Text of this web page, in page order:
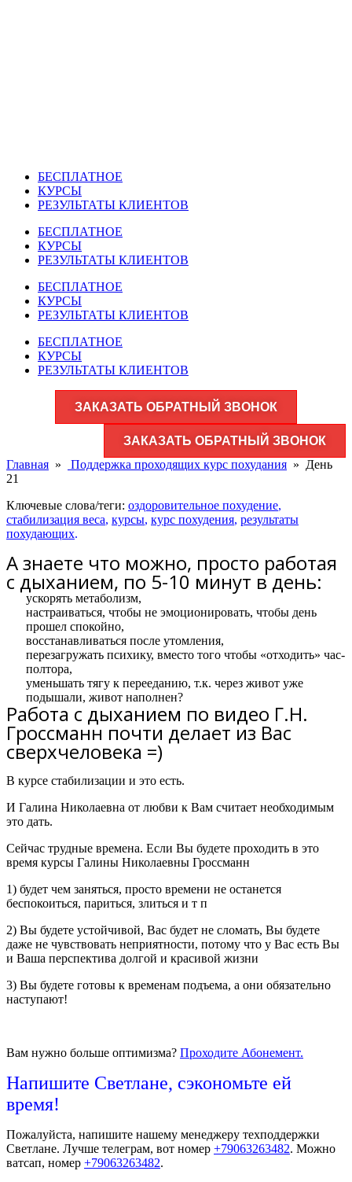
БЕСПЛАТНОЕ
КУРСЫ
РЕЗУЛЬТАТЫ КЛИЕНТОВ
БЕСПЛАТНОЕ
КУРСЫ
РЕЗУЛЬТАТЫ КЛИЕНТОВ
БЕСПЛАТНОЕ
КУРСЫ
РЕЗУЛЬТАТЫ КЛИЕНТОВ
БЕСПЛАТНОЕ
КУРСЫ
РЕЗУЛЬТАТЫ КЛИЕНТОВ
ЗАКАЗАТЬ ОБРАТНЫЙ ЗВОНОК
ЗАКАЗАТЬ ОБРАТНЫЙ ЗВОНОК
Главная » Поддержка проходящих курс похудания » День
21
Ключевые слова/теги: оздоровительное похудение,
стабилизация веса, курсы, курс похудения, результаты
похудающих.
А знаете что можно, просто работая
с дыханием, по 5-10 минут в день:
ускорять метаболизм,
настраиваться, чтобы не эмоционировать, чтобы день
прошел спокойно,
восстанавливаться после утомления,
перезагружать психику, вместо того чтобы «отходить» час-
полтора,
уменьшать тягу к перееданию, т.к. через живот уже
подышали, живот наполнен?
Работа с дыханием по видео Г.Н.
Гроссманн почти делает из Вас
сверхчеловека =)
В курсе стабилизации и это есть.
И Галина Николаевна от любви к Вам считает необходимым
это дать.
Сейчас трудные времена. Если Вы будете проходить в это
время курсы Галины Николаевны Гроссманн
1) будет чем заняться, просто времени не останется
беспокоиться, париться, злиться и т п
2) Вы будете устойчивой, Вас будет не сломать, Вы будете
даже не чувствовать неприятности, потому что у Вас есть Вы
и Ваша перспектива долгой и красивой жизни
3) Вы будете готовы к временам подъема, а они обязательно
наступают!
Вам нужно больше оптимизма? Проходите Абонемент.
Напишите Светлане, сэкономьте ей
время!
Пожалуйста, напишите нашему менеджеру техподдержки
Светлане. Лучше телеграм, вот номер +79063263482. Можно
ватсап, номер +79063263482.